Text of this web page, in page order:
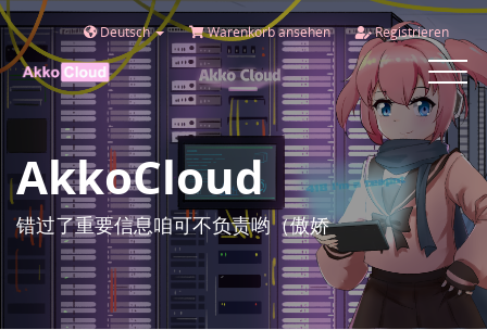
Deutsch Warenkorb ansehen Registrieren
Toggle
AkkoCloud
错过了重要信息咱可不负责哟（傲娇